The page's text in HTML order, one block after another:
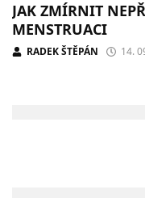
JAK ZMÍRNIT
MENSTRUACI
RADEK ŠTĚPÁN 14.